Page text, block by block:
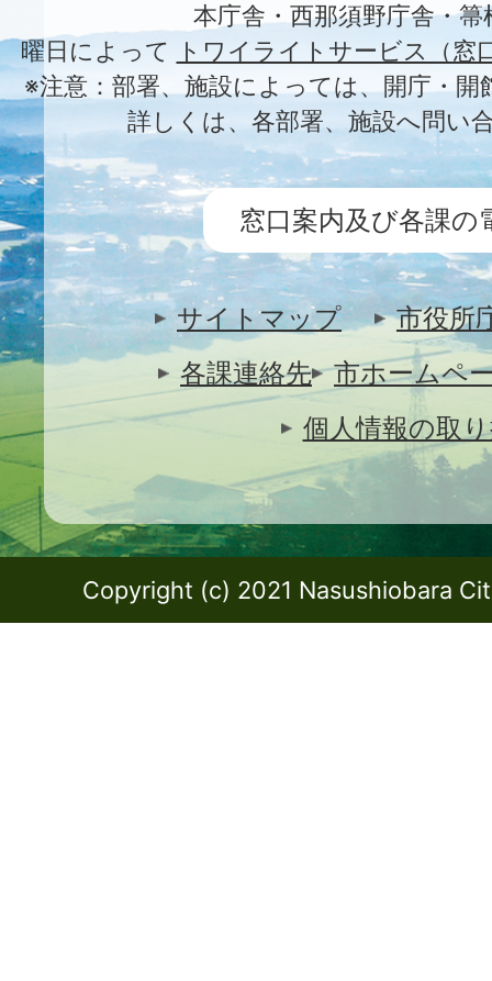
本庁舎・西那須野庁舎・
曜日によって
トワイライトサービス（窓
※注意：部署、施設によっては、開庁・
詳しくは、各部署、施設へ問い
窓口案内及び各課の
サイトマップ
市役所
各課連絡先
市ホームペ
個人情報の取
Copyright (c) 2021 Nasushiobara